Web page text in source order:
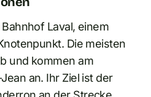
Laval, einem
Die meisten
und kommen am
an. Ihr Ziel ist der